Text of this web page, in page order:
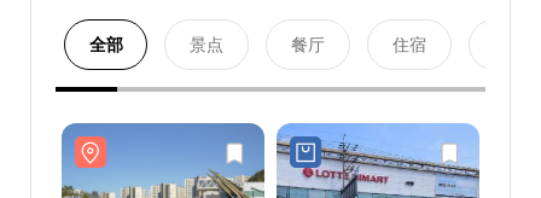
全部 景点 餐厅 住宿